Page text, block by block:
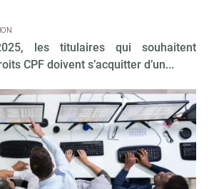
les titulaires qui souhaitent
CPF doivent s’acquitter d’un...